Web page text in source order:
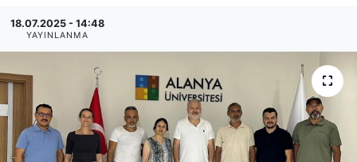
18.07.2025 - 14:48
YAYINLANMA